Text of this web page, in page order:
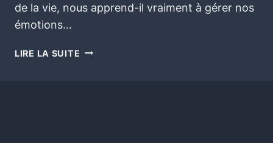
de la vie, nous apprend-il vraiment à gérer nos
émotions…
LIRE LA SUITE